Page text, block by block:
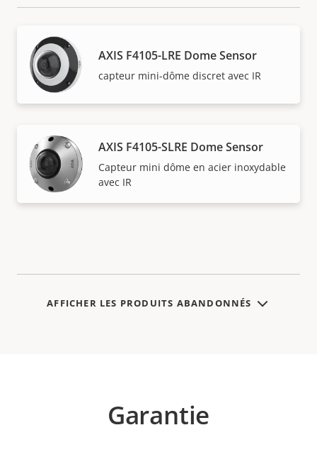
AXIS F4105-LRE Dome Sensor
capteur mini-dôme discret avec IR
AXIS F4105-SLRE Dome Sensor
Capteur mini dôme en acier inoxydable
avec IR
AFFICHER LES PRODUITS ABANDONNÉS
Garantie